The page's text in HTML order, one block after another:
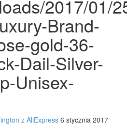
2017/01/
Brand-
gold-36-
Dail-Silver-
Unisex-
z AliExpress 6 stycznia 2017